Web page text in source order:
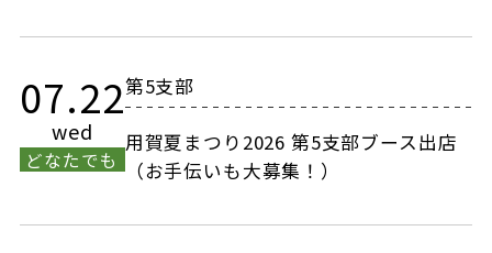
07.22
wed
どなたでも
第5支部
用賀夏まつり2026 第5支部ブース出店
（お手伝いも大募集！）